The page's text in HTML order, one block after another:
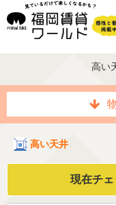
高い
高い天井
現在チ